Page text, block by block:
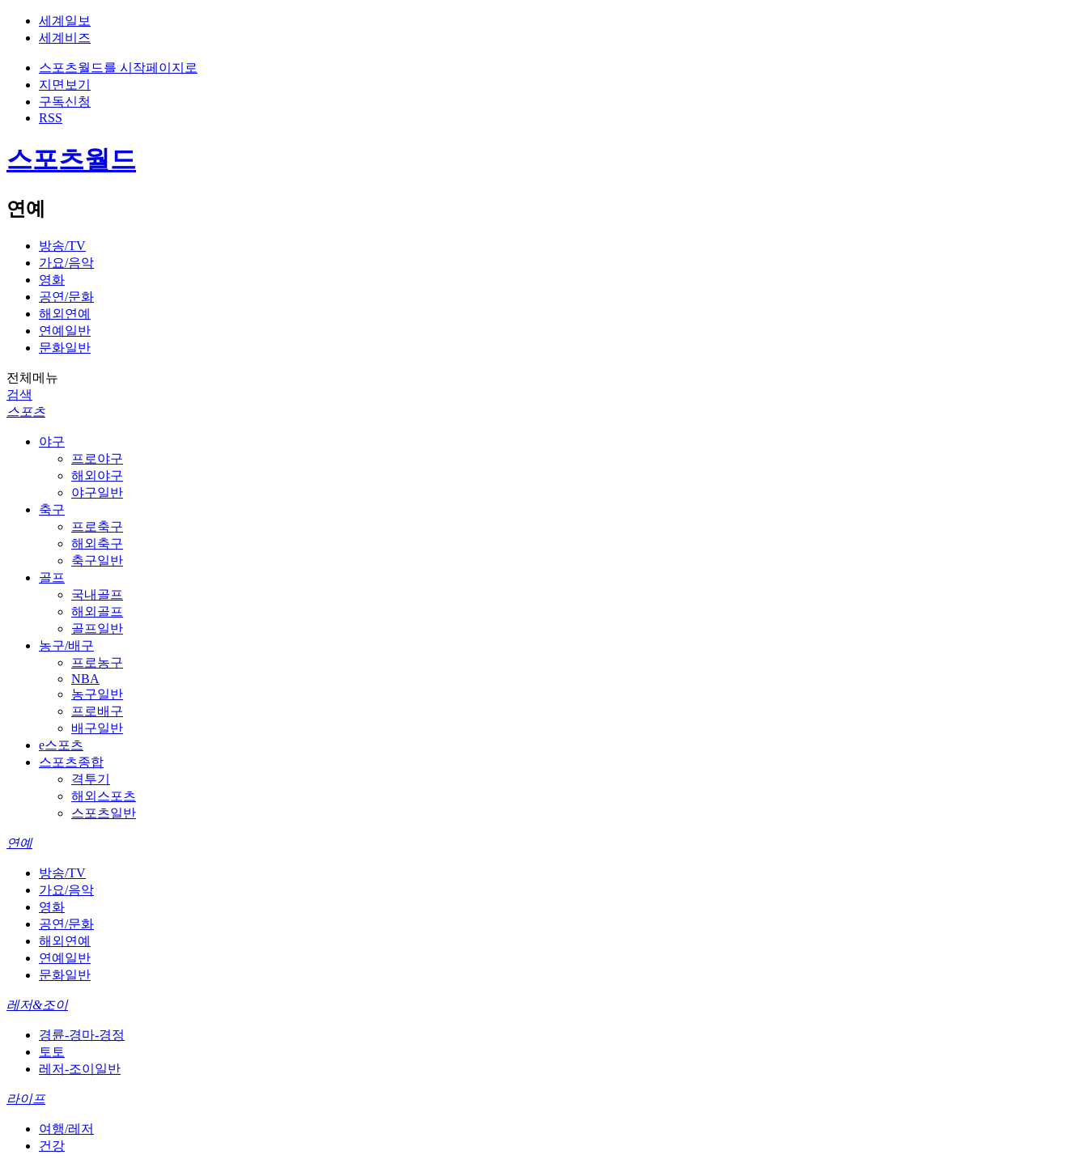
세계일보
세계비즈
스포츠월드를 시작페이지로
지면보기
구독신청
RSS
스포츠월드
연예
방송/TV
가요/음악
영화
공연/문화
해외연예
연예일반
문화일반
전체메뉴
검색
스포츠
야구
프로야구
해외야구
야구일반
축구
프로축구
해외축구
축구일반
골프
국내골프
해외골프
골프일반
농구/배구
프로농구
NBA
농구일반
프로배구
배구일반
e스포츠
스포츠종합
격투기
해외스포츠
스포츠일반
연예
방송/TV
가요/음악
영화
공연/문화
해외연예
연예일반
문화일반
레저&조이
경륜-경마-경정
토토
레저-조이일반
라이프
여행/레저
건강